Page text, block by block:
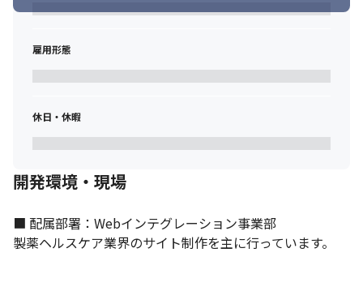
雇用形態
休日・休暇
開発環境・現場
■ 配属部署：Webインテグレーション事業部
製薬ヘルスケア業界のサイト制作を主に行っています。